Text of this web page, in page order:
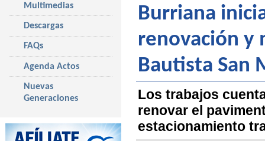
Burriana
renovación y
Bautista San
Los trabajos
renovar el
estacionamiento
Multimedias
Descargas
FAQs
Agenda Actos
Nuevas
Generaciones